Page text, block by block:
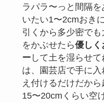
ラパラ〜っと間隔
いたい1〜2cmおき
引くから多少密で
をかぶせたら優しく
ー して土を湿らせ
は、園芸店で手に
え付けるだけだか
15〜20cmくらい空